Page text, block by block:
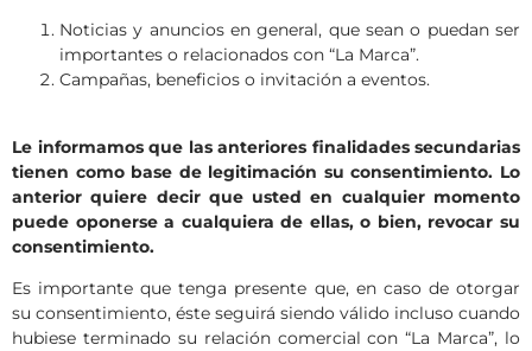
Noticias y anuncios en general, que sean o puedan ser
importantes o relacionados con “La Marca”.
Campañas, beneficios o invitación a eventos.
Le informamos que las anteriores finalidades secundarias
tienen como base de legitimación su consentimiento. Lo
anterior quiere decir que usted en cualquier momento
puede oponerse a cualquiera de ellas, o bien, revocar su
consentimiento.
Es importante que tenga presente que, en caso de otorgar
su consentimiento, éste seguirá siendo válido incluso cuando
hubiese terminado su relación comercial con “La Marca”, lo